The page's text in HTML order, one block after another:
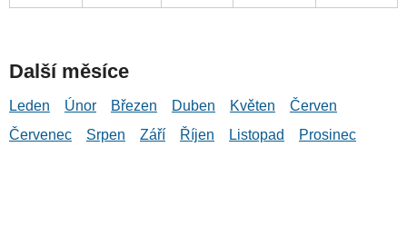
Další měsíce
Leden Únor Březen Duben Květen
Červen
Červenec
Srpen Září Říjen Listopad Prosinec